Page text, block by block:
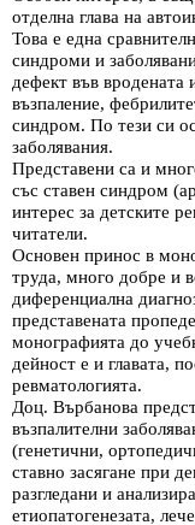
отделна глава на
Това е една
синдроми и
дефект във вродената
възпаление,
синдром. По тези си
заболявания.
Представени са и
със ставен синдром
интерес за детските
читатели.
Основен принос в
труда, много добре и
диференциална
представената
монографията до
дейност е и главата,
ревматологията.
Доц. Върбанова
възпалителни
(генетични,
ставно засягане при
разгледани и
етиопатогенезата,